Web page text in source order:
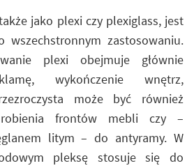
jako plexi czy plexiglass, jest
wszechstronnym zastosowaniu.
plexi obejmuje głównie
wykończenie wnętrz,
może być również
frontów mebli czy –
litym – do antyramy. W
pleksę stosuje się do